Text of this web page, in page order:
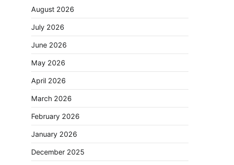
August 2026
July 2026
June 2026
May 2026
April 2026
March 2026
February 2026
January 2026
December 2025